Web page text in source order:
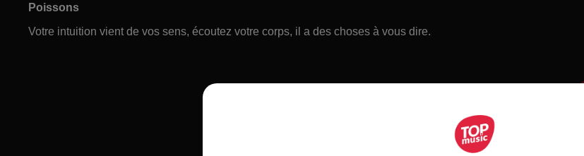
Poissons
Votre intuition vient de vos sens, écoutez votre corps, il a des choses à vous dire.